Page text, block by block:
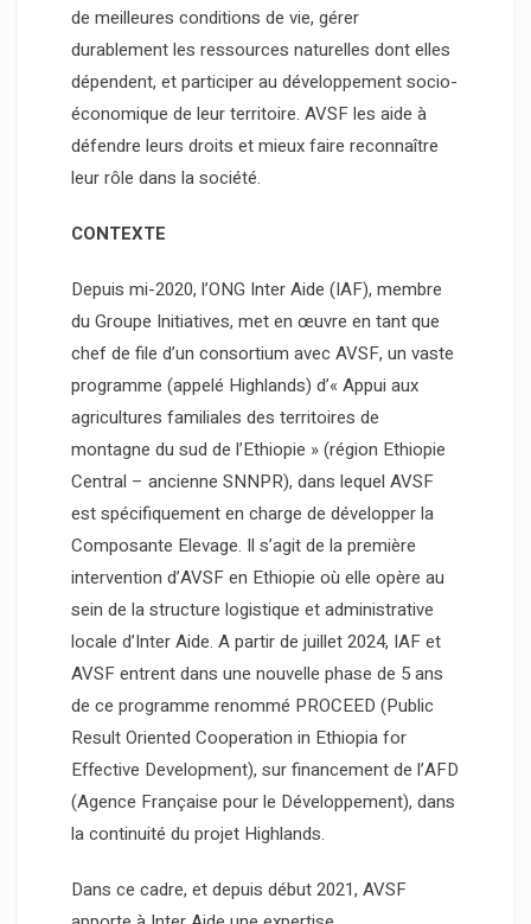
de meilleures conditions de vie, gérer
durablement les ressources naturelles dont elles
dépendent, et participer au développement socio-
économique de leur territoire. AVSF les aide à
défendre leurs droits et mieux faire reconnaître
leur rôle dans la société.
CONTEXTE
Depuis mi-2020, l’ONG Inter Aide (IAF), membre
du Groupe Initiatives, met en œuvre en tant que
chef de file d’un consortium avec AVSF, un vaste
programme (appelé Highlands) d’« Appui aux
agricultures familiales des territoires de
montagne du sud de l’Ethiopie » (région Ethiopie
Central – ancienne SNNPR), dans lequel AVSF
est spécifiquement en charge de développer la
Composante Elevage. Il s’agit de la première
intervention d’AVSF en Ethiopie où elle opère au
sein de la structure logistique et administrative
locale d’Inter Aide. A partir de juillet 2024, IAF et
AVSF entrent dans une nouvelle phase de 5 ans
de ce programme renommé PROCEED (Public
Result Oriented Cooperation in Ethiopia for
Effective Development), sur financement de l’AFD
(Agence Française pour le Développement), dans
la continuité du projet Highlands.
Dans ce cadre, et depuis début 2021, AVSF